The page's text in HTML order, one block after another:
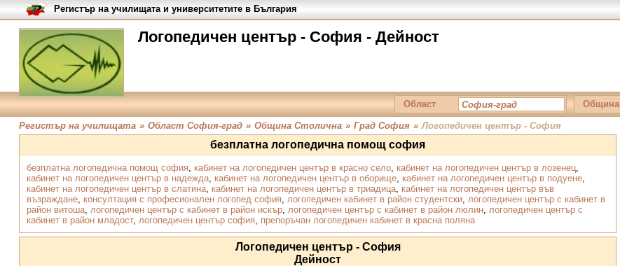
Логопедичен център - София - Дейност
Регистър на училищата и университетите в България
Област Община
Регистър на училищата » Област София-град » Община Столична » Град София » Логопедичен център - София
безплатна логопедична помощ софия
безплатна логопедична помощ софия, кабинет на логопедичен център в красно село, кабинет на логопедичен център в лозенец,
кабинет на логопедичен център в надежда, кабинет на логопедичен център в оборище, кабинет на логопедичен център в подуене,
кабинет на логопедичен център в слатина, кабинет на логопедичен център в триадица, кабинет на логопедичен център във
възраждане, консултация с професионален логопед софия, логопедичен кабинет в район студентски, логопедичен център с кабинет в
район витоша, логопедичен център с кабинет в район искър, логопедичен център с кабинет в район люлин, логопедичен център с
кабинет в район младост, логопедичен център софия, препоръчан логопедичен кабинет в красна поляна
Логопедичен център - София
Дейност